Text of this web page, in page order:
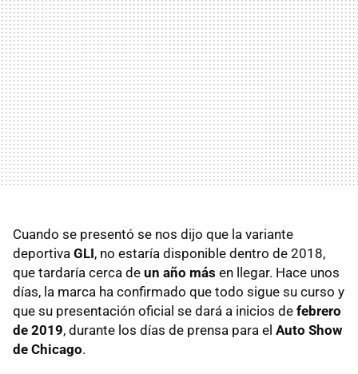
Cuando se presentó se nos dijo que la variante
deportiva GLI, no estaría disponible dentro de 2018,
que tardaría cerca de un año más en llegar. Hace unos
días, la marca ha confirmado que todo sigue su curso y
que su presentación oficial se dará a inicios de febrero
de 2019, durante los días de prensa para el Auto Show
de Chicago.